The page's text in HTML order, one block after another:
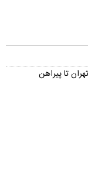
تا پیراهن